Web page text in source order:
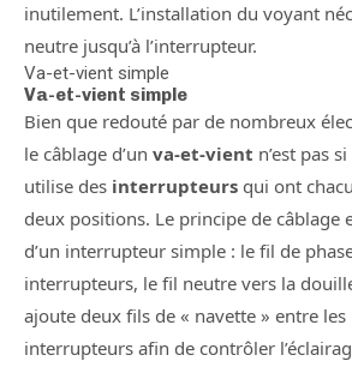
inutilement. L’installation du voyant
neutre jusqu’à l’interrupteur.
Va-et-vient simple
Va-et-vient simple
Bien que redouté par de nombreux
le câblage d’un va-et-vient n’est pas
utilise des interrupteurs qui ont
deux positions. Le principe de câblage
d’un interrupteur simple : le fil de
interrupteurs, le fil neutre vers la
ajoute deux fils de « navette » entre les
interrupteurs afin de contrôler